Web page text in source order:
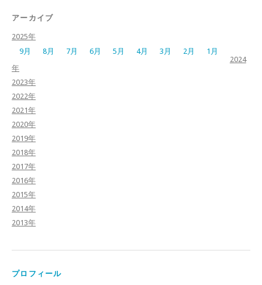
アーカイブ
2025年
9月
8月 7月 6月 5月 4月 3月 2月
1月
2024
年
2023年
2022年
2021年
2020年
2019年
2018年
2017年
2016年
2015年
2014年
2013年
プロフィール